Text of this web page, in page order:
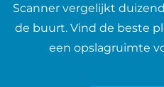
Scanner vergelijkt
de buurt. Vind de beste
een opslagruimte